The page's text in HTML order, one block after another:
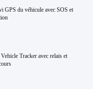
GPS du véhicule avec SOS et
Tracker avec relais et